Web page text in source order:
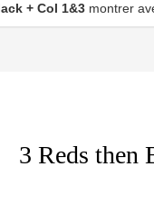
+ Col 1&3montrer